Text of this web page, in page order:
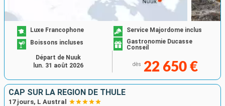
Luxe Francophone
Service Majordome inclus
Boissons incluses
Gastronomie Ducasse
Conseil
dès 22 650 €
Départ de Nuuk
lun. 31 août 2026
CAP SUR LA RÉGION DE THULÉ
17 jours, L Austral